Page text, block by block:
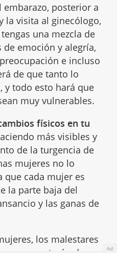
posterior a
la visita al ginecólogo,
una mezcla de
emoción y alegría,
e incluso
de que tanto lo
y todo esto hará que
muy vulnerables.
físicos en tu
más visibles y
de la turgencia de
mujeres no lo
que cada mujer es
la parte baja del
y las ganas de
los malestares
Ad